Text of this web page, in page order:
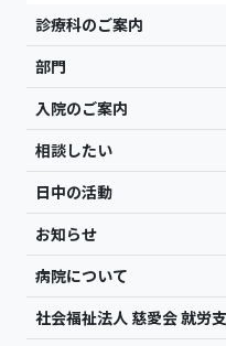
診療科のご案内
部門
入院のご案内
相談したい
日中の活動
お知らせ
病院について
社会福祉法人 慈愛会 就労